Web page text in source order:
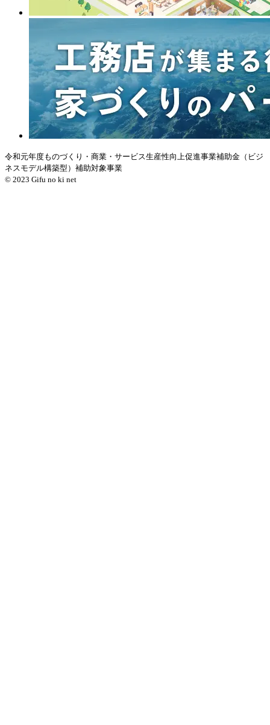
令和元年度ものづくり・商業・サービス生産性向上促進事業補助金（ビジ
ネスモデル構築型）補助対象事業
© 2023 Gifu no ki net